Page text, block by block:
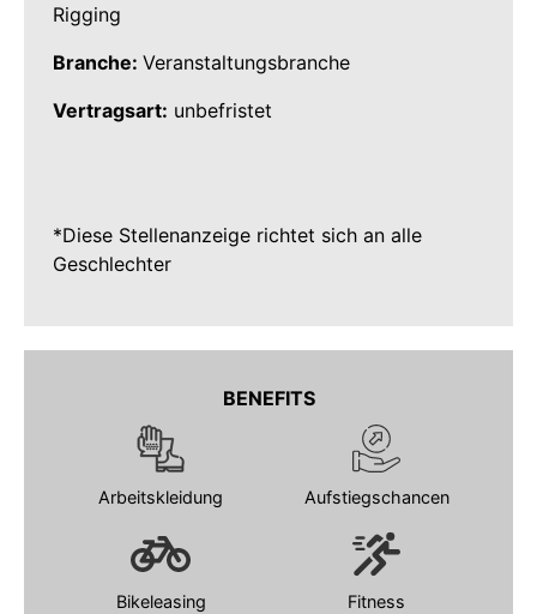
Rigging
Branche: Veranstaltungsbranche
Vertragsart: unbefristet
*Diese Stellenanzeige richtet sich an alle
Geschlechter
BENEFITS
Arbeitskleidung Aufstiegschancen
Bikeleasing Fitness